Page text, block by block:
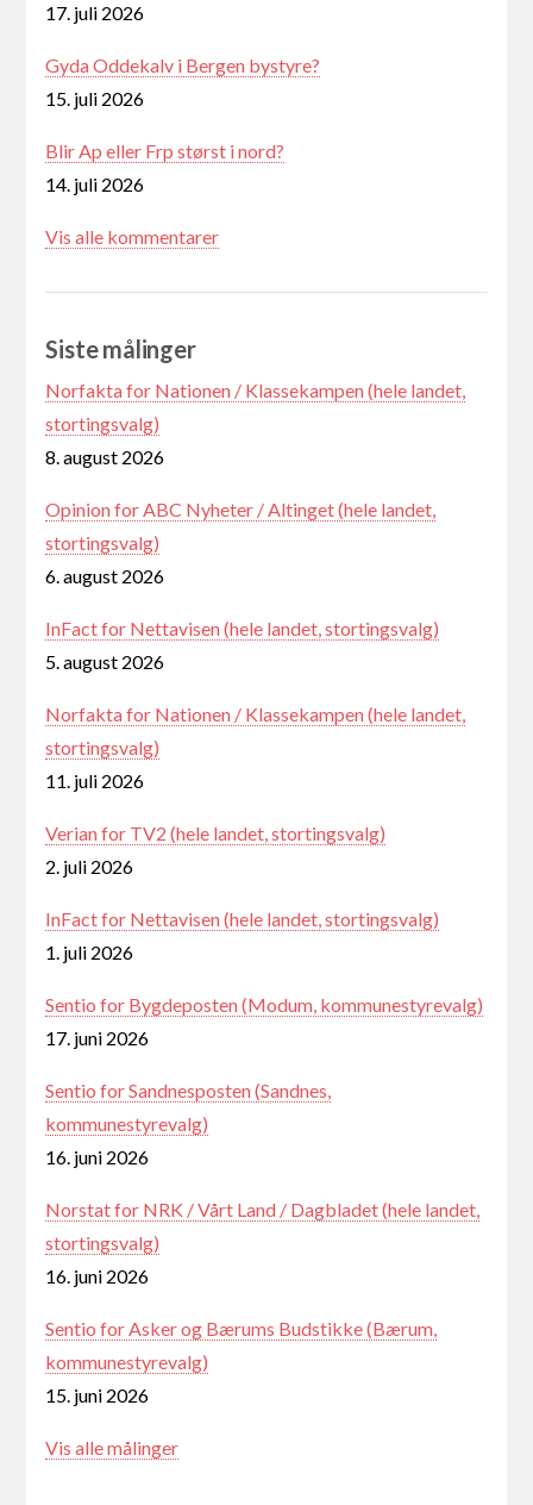
17. juli 2026
Gyda Oddekalv i Bergen bystyre?
15. juli 2026
Blir Ap eller Frp størst i nord?
14. juli 2026
Vis alle kommentarer
Siste målinger
Norfakta for Nationen / Klassekampen (hele landet,
stortingsvalg)
8. august 2026
Opinion for ABC Nyheter / Altinget (hele landet,
stortingsvalg)
6. august 2026
InFact for Nettavisen (hele landet, stortingsvalg)
5. august 2026
Norfakta for Nationen / Klassekampen (hele landet,
stortingsvalg)
11. juli 2026
Verian for TV2 (hele landet, stortingsvalg)
2. juli 2026
InFact for Nettavisen (hele landet, stortingsvalg)
1. juli 2026
Sentio for Bygdeposten (Modum, kommunestyrevalg)
17. juni 2026
Sentio for Sandnesposten (Sandnes,
kommunestyrevalg)
16. juni 2026
Norstat for NRK / Vårt Land / Dagbladet (hele landet,
stortingsvalg)
16. juni 2026
Sentio for Asker og Bærums Budstikke (Bærum,
kommunestyrevalg)
15. juni 2026
Vis alle målinger